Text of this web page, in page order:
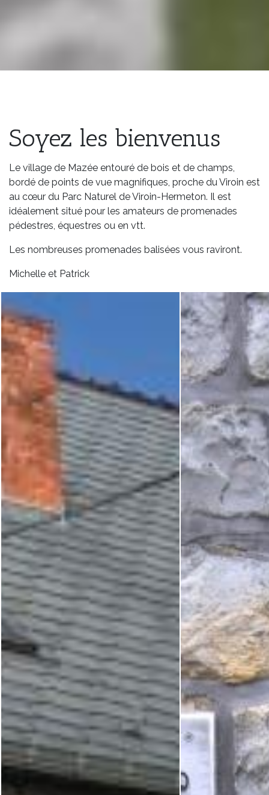
Soyez les bienvenus
Le village de Mazée entouré de bois et de champs,
bordé de points de vue magnifiques, proche du Viroin est
au cœur du Parc Naturel de Viroin-Hermeton. Il est
idéalement situé pour les amateurs de promenades
pédestres, équestres ou en vtt.
Les nombreuses promenades balisées vous raviront.
Michelle et Patrick